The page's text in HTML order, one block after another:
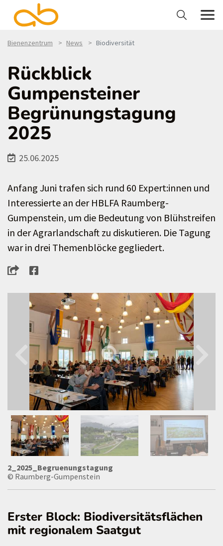
Bienenzentrum News Biodiversität
Rückblick
Gumpensteiner
Begrünungstagung
2025
25.06.2025
Anfang Juni trafen sich rund 60 Expert:innen und
Interessierte an der HBLFA Raumberg-
Gumpenstein, um die Bedeutung von Blühstreifen
in der Agrarlandschaft zu diskutieren. Die Tagung
war in drei Themenblöcke gegliedert.
2_2025_Begruenungstagung
© Raumberg-Gumpenstein
Erster Block: Biodiversitätsflächen
mit regionalem Saatgut